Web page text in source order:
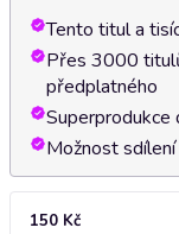
Tento titul a
Přes 3000
předplatného
Superprodukce
Možnost sdílení
150 Kč